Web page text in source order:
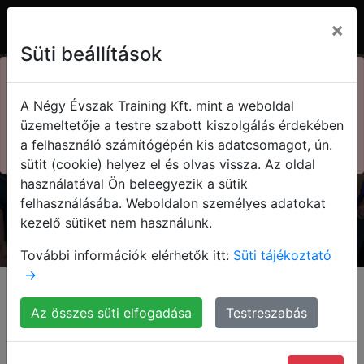
Süti beállítások
×
A Négy Évszak Training Kft. mint a weboldal
üzemeltetője a testre szabott kiszolgálás érdekében
a felhasználó számítógépén kis adatcsomagot, ún.
sütit (cookie) helyez el és olvas vissza. Az oldal
használatával Ön beleegyezik a sütik
felhasználásába. Weboldalon személyes adatokat
kezelő sütiket nem használunk.
További információk elérhetők itt: Süti tájékoztató
→
Az összes süti elfogadása Testreszabás
73. Kasza nap
Kedvezményes jegyek!
Megnézem!
Kasza Tamás
Olvasd el a blogom!
Kezdőlap Blog